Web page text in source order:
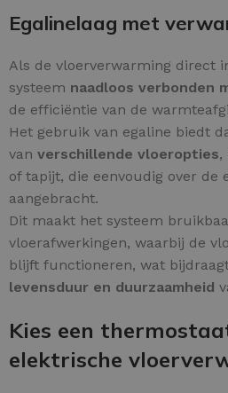
Egalinelaag met
Als de vloerverwarming direct
systeem naadloos verbonden
de efficiëntie van de
Het gebruik van egaline biedt
van verschillende vloeropties,
of tapijt, die eenvoudig over de
aangebracht.
Dit maakt het systeem
vloerafwerkingen, waarbij de
blijft functioneren, wat
levensduur en duurzaamheid
Kies een
elektrische